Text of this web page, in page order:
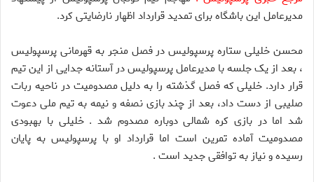
مدیرعامل این باشگاه برای تمدید قرارداد اظهار نارضایتی کرد.
محسن خلیلی ستاره پرسپولیس در فصل منجر به قهرمانی پرسپولیس
، بعد از یک جلسه با مدیرعامل پرسپولیس در آستانه جدایی از این تیم
قرار دارد. خلیلی که فصل گذشته را به دلیل مصدومیت در ناحیه ربات
صلیبی از دست داد، بعد از چند بازی نصفه و نیمه به تیم ملی دعوت
شد اما در بازی کره شمالی دوباره مصدوم شد . خلیلی با بهبودی
مصدومیت آماده تمرین است اما قرارداد او با پرسپولیس به پایان
رسیده و نیاز به توافقی جدید است .